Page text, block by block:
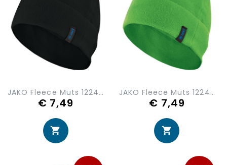
JAKO Fleece Muts 1224-08
€ 7,49
JAKO Fleece Muts 1224-22
€ 7,49